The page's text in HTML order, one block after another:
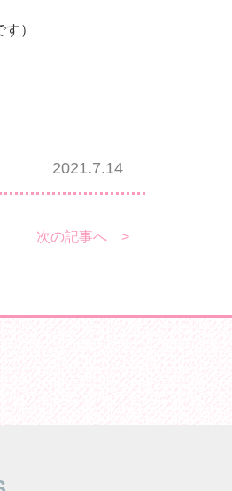
）
2021.7.14
次の記事へ >